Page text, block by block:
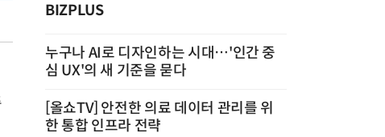
BIZPLUS
누구나 AI로 디자인하는 시대…'인간 중
심 UX'의 새 기준을 묻다
[올쇼TV] 안전한 의료 데이터 관리를 위
한 통합 인프라 전략